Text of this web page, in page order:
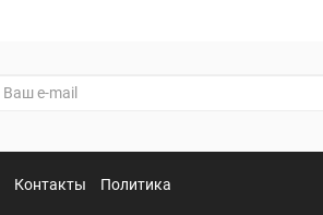
Контакты
Политика